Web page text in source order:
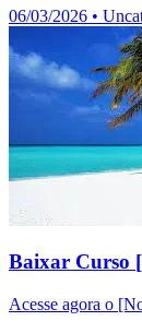
06/03/2026 •
Baixar Curso
Acesse agora o